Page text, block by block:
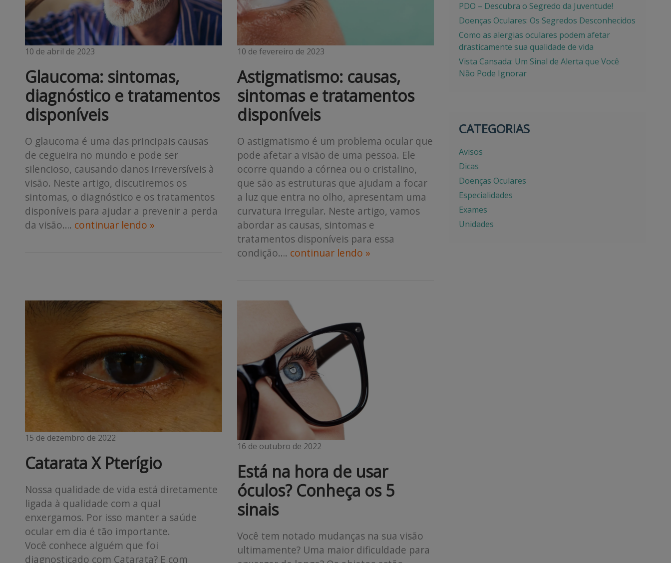
10 de abril de 2023
Glaucoma: sintomas,
diagnóstico e tratamentos
disponíveis
O glaucoma é uma das principais causas
de cegueira no mundo e pode ser
silencioso, causando danos irreversíveis à
visão. Neste artigo, discutiremos os
sintomas, o diagnóstico e os tratamentos
disponíveis para ajudar a prevenir a perda
da visão…. continuar lendo »
10 de fevereiro de 2023
Astigmatismo: causas,
sintomas e tratamentos
disponíveis
O astigmatismo é um problema ocular que
pode afetar a visão de uma pessoa. Ele
ocorre quando a córnea ou o cristalino,
que são as estruturas que ajudam a focar
a luz que entra no olho, apresentam uma
curvatura irregular. Neste artigo, vamos
abordar as causas, sintomas e
tratamentos disponíveis para essa
condição…. continuar lendo »
15 de dezembro de 2022
Catarata X Pterígio
Nossa qualidade de vida está diretamente
ligada à qualidade com a qual
enxergamos. Por isso manter a saúde
ocular em dia é tão importante.
Você conhece alguém que foi
diagnosticado com Catarata? E com
16 de outubro de 2022
Está na hora de usar
óculos? Conheça os 5
sinais
Você tem notado mudanças na sua visão
ultimamente? Uma maior dificuldade para
PDO – Descubra o Segredo da Juventude!
Doenças Oculares: Os Segredos Desconhecidos
Como as alergias oculares podem afetar
drasticamente sua qualidade de vida
Vista Cansada: Um Sinal de Alerta que Você
Não Pode Ignorar
CATEGORIAS
Avisos
Dicas
Doenças Oculares
Especialidades
Exames
Unidades